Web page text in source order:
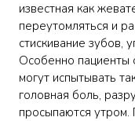
известная как
переутомляться и
стискивание зубов,
Особенно пациенты
могут испытывать
головная боль,
просыпаются утром.